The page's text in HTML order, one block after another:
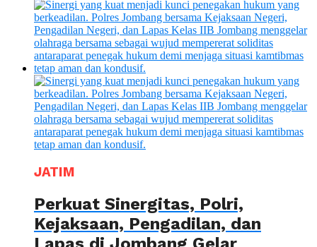
JATIM
Perkuat Sinergitas, Polri,
Kejaksaan, Pengadilan, dan